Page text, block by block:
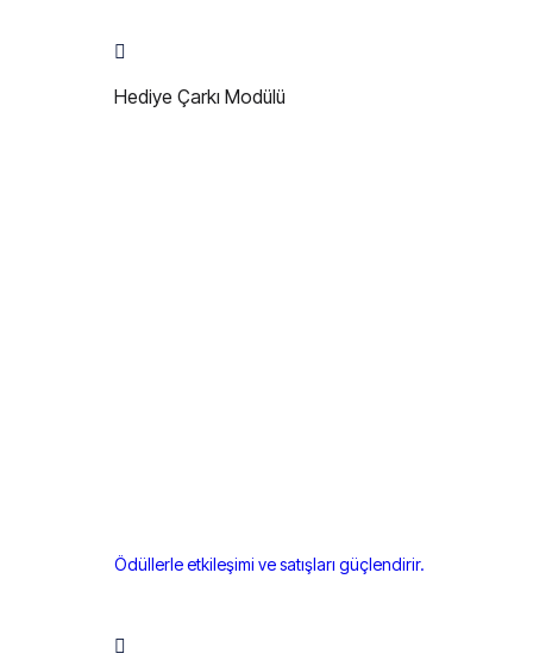
Hediye Çarkı Modülü
Ödüllerle etkileşimi ve satışları güçlendirir.